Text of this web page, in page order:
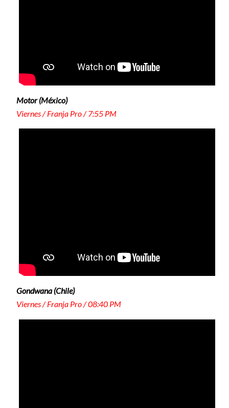
Motor (México)
Viernes / Franja Pro / 7:55 PM
Gondwana (Chile)
Viernes / Franja Pro / 08:40 PM